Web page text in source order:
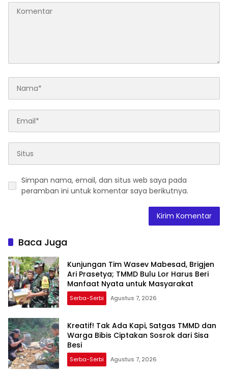
Simpan nama, email, dan situs web saya pada
peramban ini untuk komentar saya berikutnya.
Baca Juga
Kunjungan Tim Wasev Mabesad, Brigjen
Ari Prasetya; TMMD Bulu Lor Harus Beri
Manfaat Nyata untuk Masyarakat
Serba-Serbi Agustus 7, 2026
Kreatif! Tak Ada Kapi, Satgas TMMD dan
Warga Bibis Ciptakan Sosrok dari Sisa
Besi
Serba-Serbi Agustus 7, 2026